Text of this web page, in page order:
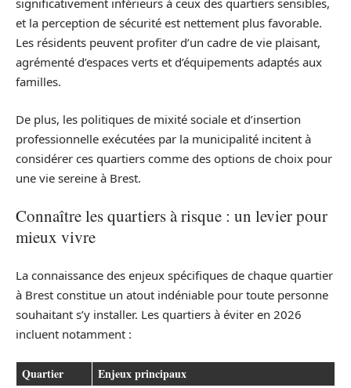
significativement inférieurs à ceux des quartiers sensibles,
et la perception de sécurité est nettement plus favorable.
Les résidents peuvent profiter d’un cadre de vie plaisant,
agrémenté d’espaces verts et d’équipements adaptés aux
familles.
De plus, les politiques de mixité sociale et d’insertion
professionnelle exécutées par la municipalité incitent à
considérer ces quartiers comme des options de choix pour
une vie sereine à Brest.
Connaître les quartiers à risque : un levier pour
mieux vivre
La connaissance des enjeux spécifiques de chaque quartier
à Brest constitue un atout indéniable pour toute personne
souhaitant s’y installer. Les quartiers à éviter en 2026
incluent notamment :
Quartier Enjeux principaux